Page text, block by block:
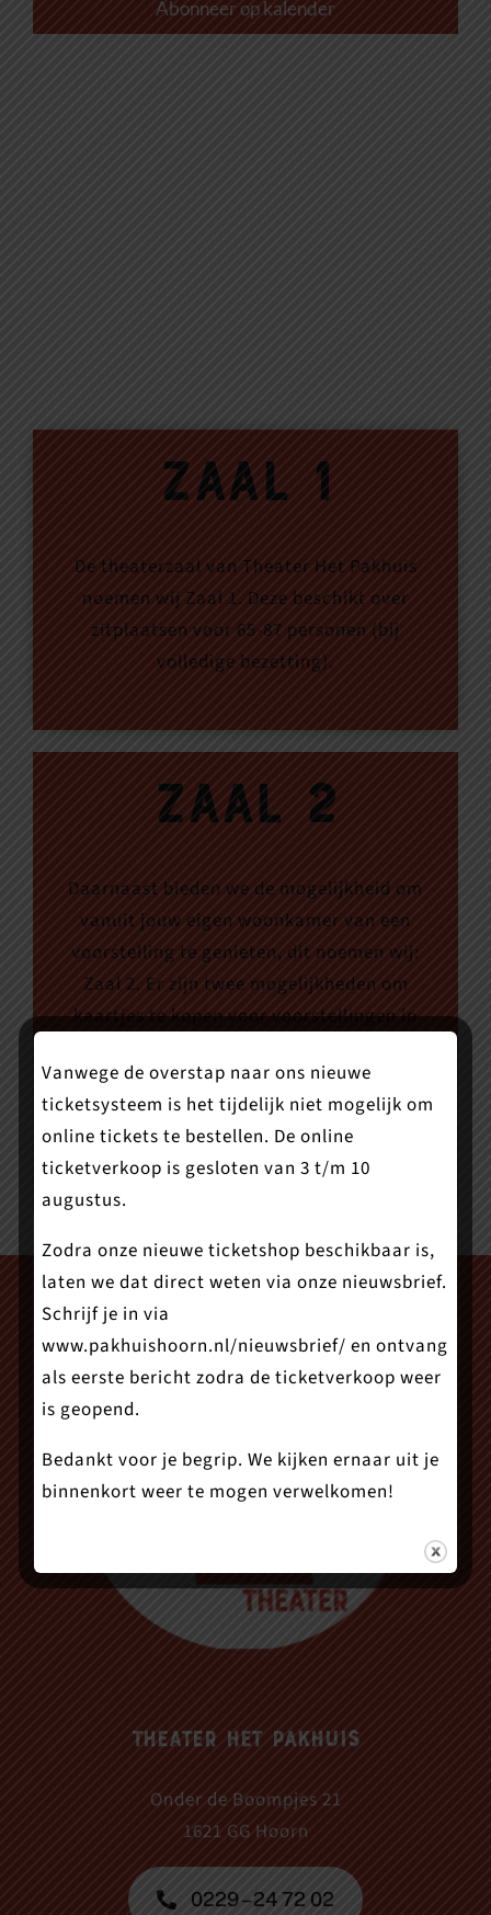
Abonneer op kalender
Zaal 1
De theaterzaal van Theater Het Pakhuis
noemen wij Zaal 1. Deze beschikt over
zitplaatsen voor 65-87 personen (bij
volledige bezetting).
Zaal 2
Daarnaast bieden we de mogelijkheid om
vanuit jouw eigen woonkamer van een
voorstelling te genieten, dit noemen wij:
Zaal 2. Er zijn twee mogelijkheden om
kaartjes te kopen voor voorstellingen in
volgen via onze livestream en een
registratie bekijken op een moment dat
jóu uitkomt.
Theater Het Pakhuis
Onder de Boompjes 21
1621 GG Hoorn
0229 – 24 72 02
Vanwege de overstap naar ons nieuwe
ticketsysteem is het tijdelijk niet mogelijk om
online tickets te bestellen. De online
ticketverkoop is gesloten van 3 t/m 10
augustus.
Zodra onze nieuwe ticketshop beschikbaar is,
laten we dat direct weten via onze nieuwsbrief.
Schrijf je in via
www.pakhuishoorn.nl/nieuwsbrief/ en ontvang
als eerste bericht zodra de ticketverkoop weer
is geopend.
Bedankt voor je begrip. We kijken ernaar uit je
binnenkort weer te mogen verwelkomen!